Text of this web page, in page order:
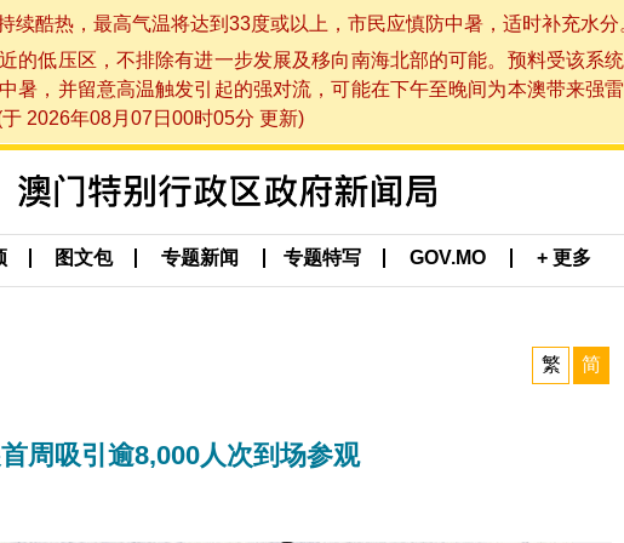
续酷热，最高气温将达到33度或以上，市民应慎防中暑，适时补充水
的低压区，不排除有进一步发展及移向南海北部的可能。预料受该系
暑，并留意高温触发引起的强对流，可能在下午至晚间为本澳带来强
2026年08月07日00时05分 更新)
图文包 专题新闻 专题特写 GOV.MO + 更多
繁 简
周吸引逾8,000人次到场参观